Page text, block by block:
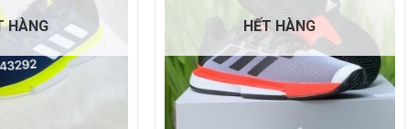
HÀNG HẾT HÀNG